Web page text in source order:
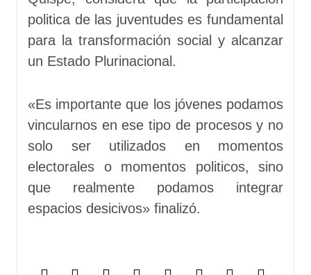
politica de las juventudes es fundamental
para la transformación social y alcanzar
un Estado Plurinacional.
«Es importante que los jóvenes podamos
vincularnos en ese tipo de procesos y no
solo ser utilizados en momentos
electorales o momentos politicos, sino
que realmente podamos integrar
espacios desicivos» finalizó.